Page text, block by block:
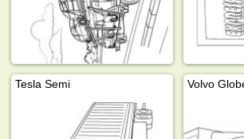
Tesla Semi Volvo